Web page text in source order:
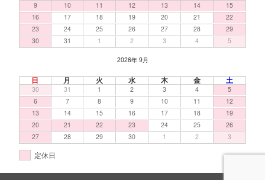
9
10 11 12 13 14
15
16
17 18 19 20 21
22
23
24 25 26 27 28
29
30
31 1 2 3 4 5
2026年 9月
日 月 火 水 木 金 土
30 31 1 2 3 4
5
6
7 8 9 10 11
12
13
14 15 16 17 18
19
20
21 22 23 24 25
26
27
28 29 30 1 2 3
定休日